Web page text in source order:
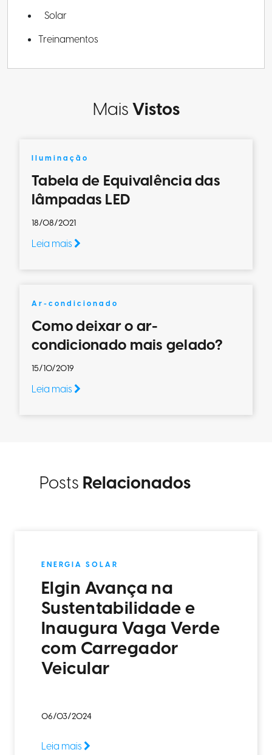
Solar
Treinamentos
MaisVistos
Iluminação
Tabela de Equivalência das
lâmpadas LED
18/08/2021
Leia mais
Ar-condicionado
Como deixar o ar-
condicionado mais gelado?
15/10/2019
Leia mais
Posts Relacionados
ENERGIA SOLAR
Elgin Avança na
Sustentabilidade e
Inaugura Vaga Verde
com Carregador
Veicular
06/03/2024
Leia mais